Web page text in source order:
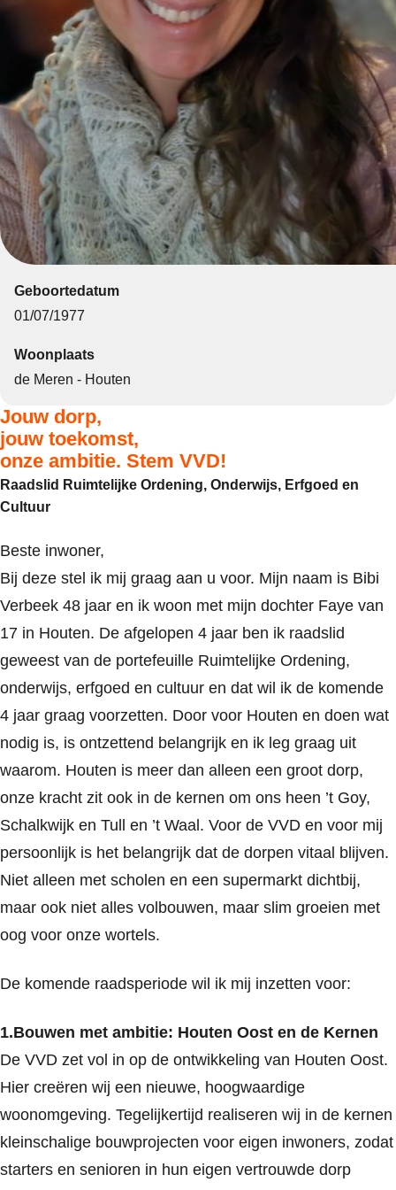
Geboortedatum
01/07/1977
Woonplaats
de Meren - Houten
Jouw dorp,
jouw toekomst,
onze ambitie. Stem VVD!
Raadslid Ruimtelijke Ordening, Onderwijs, Erfgoed en
Cultuur
Beste inwoner,
Bij deze stel ik mij graag aan u voor. Mijn naam is Bibi
Verbeek 48 jaar en ik woon met mijn dochter Faye van
17 in Houten. De afgelopen 4 jaar ben ik raadslid
geweest van de portefeuille Ruimtelijke Ordening,
onderwijs, erfgoed en cultuur en dat wil ik de komende
4 jaar graag voorzetten. Door voor Houten en doen wat
nodig is, is ontzettend belangrijk en ik leg graag uit
waarom. Houten is meer dan alleen een groot dorp,
onze kracht zit ook in de kernen om ons heen ’t Goy,
Schalkwijk en Tull en ’t Waal. Voor de VVD en voor mij
persoonlijk is het belangrijk dat de dorpen vitaal blijven.
Niet alleen met scholen en een supermarkt dichtbij,
maar ook niet alles volbouwen, maar slim groeien met
oog voor onze wortels.
De komende raadsperiode wil ik mij inzetten voor:
1.Bouwen met ambitie: Houten Oost en de Kernen
De VVD zet vol in op de ontwikkeling van Houten Oost.
Hier creëren wij een nieuwe, hoogwaardige
woonomgeving. Tegelijkertijd realiseren wij in de kernen
kleinschalige bouwprojecten voor eigen inwoners, zodat
starters en senioren in hun eigen vertrouwde dorp